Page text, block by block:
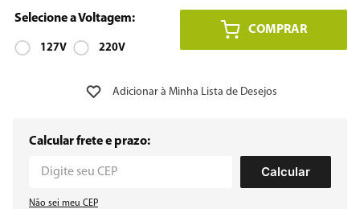
127V 220V
COMPRAR
Calcular frete e prazo:
Calcular
Não sei meu CEP
8º embutir
9º geladeira